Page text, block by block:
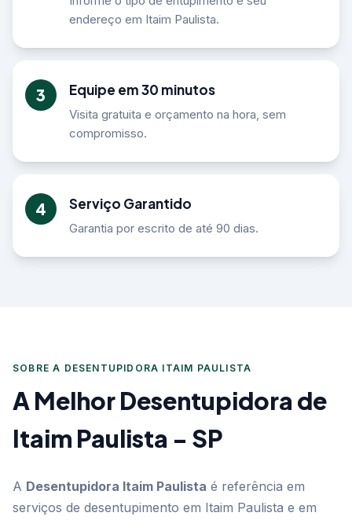
endereço em Itaim Paulista.
3 Equipe em 30 minutos
Visita gratuita e orçamento na hora, sem
compromisso.
4 Serviço Garantido
Garantia por escrito de até 90 dias.
SOBRE A DESENTUPIDORA ITAIM PAULISTA
A Melhor Desentupidora de
Itaim Paulista - SP
A Desentupidora Itaim Paulista é referência em
serviços de desentupimento em Itaim Paulista e em